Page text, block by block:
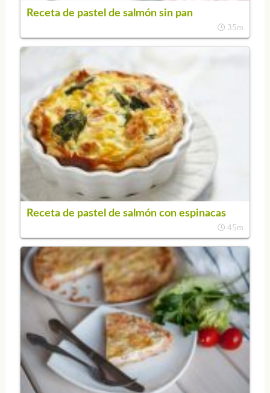
Receta de pastel de salmón sin pan
35m
Receta de pastel de salmón con espinacas
45m